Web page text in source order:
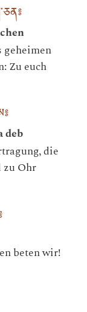
geheimen
Zu euch
deb
die
zu Ohr
beten wir!